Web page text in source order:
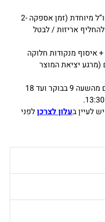
עדשות אלו הינן בהזמנת חו”ל מיוחדת (זמן אספקה 2-
להחליף אריזות / לבטל
איסוף מנקודות חלוקה
3 ימי עסקים (מרגע יציאת המוצר
אנו זמינים עבורכם בכל יום מהשעה 9 בבוקר ועד 18
לעיין בעלון לצרכןלפני